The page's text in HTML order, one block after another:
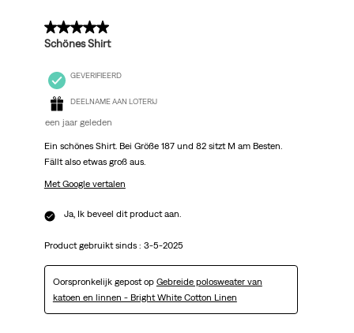
5 van 5 sterren.
Schönes Shirt
GEVERIFIEERD
DEELNAME AAN LOTERIJ
een jaar geleden
Ein schönes Shirt. Bei Größe 187 und 82 sitzt M am Besten.
Fällt also etwas groß aus.
Met Google vertalen
Ja, Ik beveel dit product aan.
Product gebruikt sinds : 3-5-2025
Oorspronkelijk gepost op Gebreide polosweater van
katoen en linnen - Bright White Cotton Linen